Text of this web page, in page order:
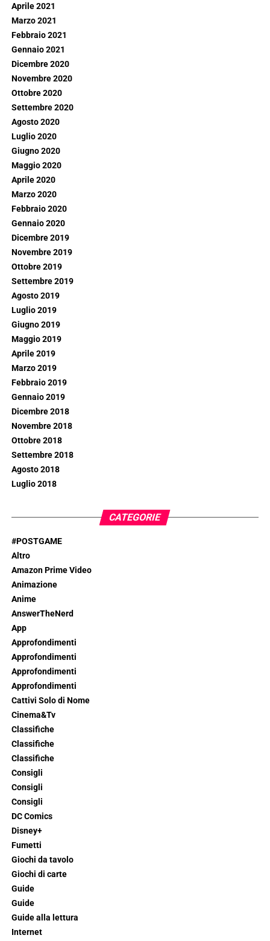
Aprile 2021
Marzo 2021
Febbraio 2021
Gennaio 2021
Dicembre 2020
Novembre 2020
Ottobre 2020
Settembre 2020
Agosto 2020
Luglio 2020
Giugno 2020
Maggio 2020
Aprile 2020
Marzo 2020
Febbraio 2020
Gennaio 2020
Dicembre 2019
Novembre 2019
Ottobre 2019
Settembre 2019
Agosto 2019
Luglio 2019
Giugno 2019
Maggio 2019
Aprile 2019
Marzo 2019
Febbraio 2019
Gennaio 2019
Dicembre 2018
Novembre 2018
Ottobre 2018
Settembre 2018
Agosto 2018
Luglio 2018
CATEGORIE
#POSTGAME
Altro
Amazon Prime Video
Animazione
Anime
AnswerTheNerd
App
Approfondimenti
Approfondimenti
Approfondimenti
Approfondimenti
Cattivi Solo di Nome
Cinema&Tv
Classifiche
Classifiche
Classifiche
Consigli
Consigli
Consigli
DC Comics
Disney+
Fumetti
Giochi da tavolo
Giochi di carte
Guide
Guide
Guide alla lettura
Internet